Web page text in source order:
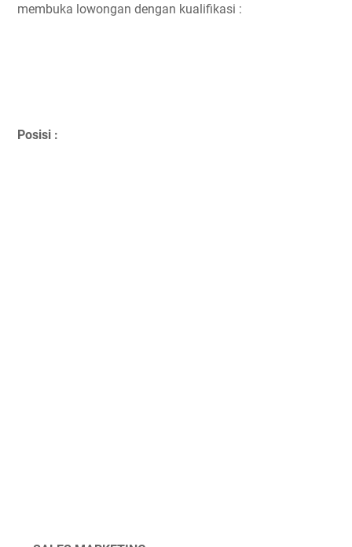
membuka lowongan dengan kualifikasi :
Posisi :